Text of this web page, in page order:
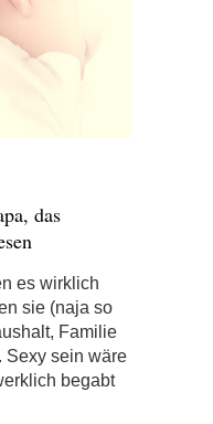
das
es wirklich
sie (naja so
Familie
Sexy sein wäre
begabt